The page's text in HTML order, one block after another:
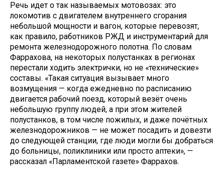
Речь идет о так называемых мотовозах: это
локомотив с двигателем внутреннего сгорания
небольшой мощности и вагон, которые перевозят,
как правило, работников РЖД и инструментарий для
ремонта железнодорожного полотна. По словам
Фаррахова, на некоторых полустанках в регионах
перестали ходить электрички, но не «технические»
составы. «Такая ситуация вызывает много
возмущения — когда ежедневно по расписанию
двигается рабочий поезд, который везёт очень
небольшую группу людей, а при этом жителей
полустанков, в том числе пожилых, и даже почётных
железнодорожников — не может посадить и довезти
до следующей станции, где люди могли бы добраться
до больницы, поликлиники или просто аптеки», —
рассказал «Парламентской газете» Фаррахов.